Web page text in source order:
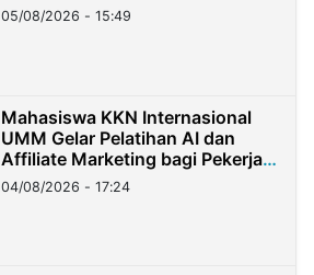
05/08/2026 - 15:49
Mahasiswa KKN Internasional
UMM Gelar Pelatihan AI dan
Affiliate Marketing bagi Pekerja
Migran Indonesia di Taiwan
04/08/2026 - 17:24